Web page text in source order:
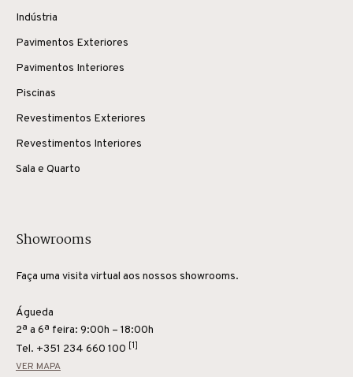
Indústria
Pavimentos Exteriores
Pavimentos Interiores
Piscinas
Revestimentos Exteriores
Revestimentos Interiores
Sala e Quarto
Showrooms
Faça uma visita virtual aos nossos showrooms.
Águeda
2ª a 6ª feira: 9:00h – 18:00h
Tel. +351 234 660 100 [1]
VER MAPA